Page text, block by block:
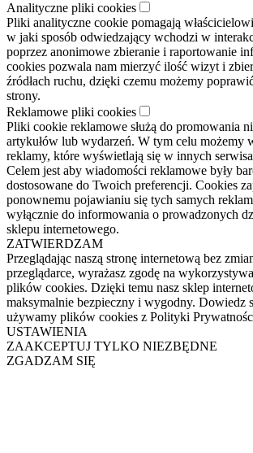
Analityczne pliki cookies
Pliki analityczne cookie pomagają
w jaki sposób odwiedzający wchodzi w
poprzez anonimowe zbieranie i raportowanie
cookies pozwala nam mierzyć ilość wizyt i
źródłach ruchu, dzięki czemu możemy
strony.
Reklamowe pliki cookies
Pliki cookie reklamowe służą do promowania
artykułów lub wydarzeń. W tym celu możemy
reklamy, które wyświetlają się w innych
Celem jest aby wiadomości reklamowe były
dostosowane do Twoich preferencji. Cookies
ponownemu pojawianiu się tych samych
wyłącznie do informowania o prowadzonych
sklepu internetowego.
ZATWIERDZAM
Przeglądając naszą stronę internetową bez
przeglądarce, wyrażasz zgodę na
plików cookies. Dzięki temu nasz sklep
maksymalnie bezpieczny i wygodny. Dowiedz
używamy plików cookies z Polityki
USTAWIENIA
ZAAKCEPTUJ TYLKO NIEZBĘDNE
ZGADZAM SIĘ